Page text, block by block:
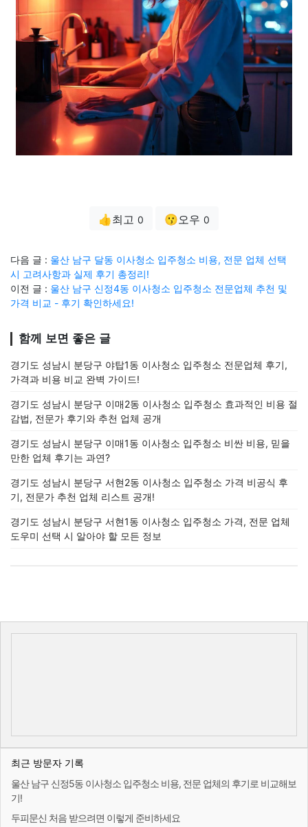
👍최고 0 😗오우 0
다음 글 : 울산 남구 달동 이사청소 입주청소 비용, 전문 업체 선택
시 고려사항과 실제 후기 총정리!
이전 글 : 울산 남구 신정4동 이사청소 입주청소 전문업체 추천 및
가격 비교 - 후기 확인하세요!
함께 보면 좋은 글
경기도 성남시 분당구 야탑1동 이사청소 입주청소 전문업체 후기,
가격과 비용 비교 완벽 가이드!
경기도 성남시 분당구 이매2동 이사청소 입주청소 효과적인 비용 절
감법, 전문가 후기와 추천 업체 공개
경기도 성남시 분당구 이매1동 이사청소 입주청소 비싼 비용, 믿을
만한 업체 후기는 과연?
경기도 성남시 분당구 서현2동 이사청소 입주청소 가격 비공식 후
기, 전문가 추천 업체 리스트 공개!
경기도 성남시 분당구 서현1동 이사청소 입주청소 가격, 전문 업체
도우미 선택 시 알아야 할 모든 정보
최근 방문자 기록
울산 남구 신정5동 이사청소 입주청소 비용, 전문 업체의 후기로 비교해보
기!
두피문신 처음 받으려면 이렇게 준비하세요